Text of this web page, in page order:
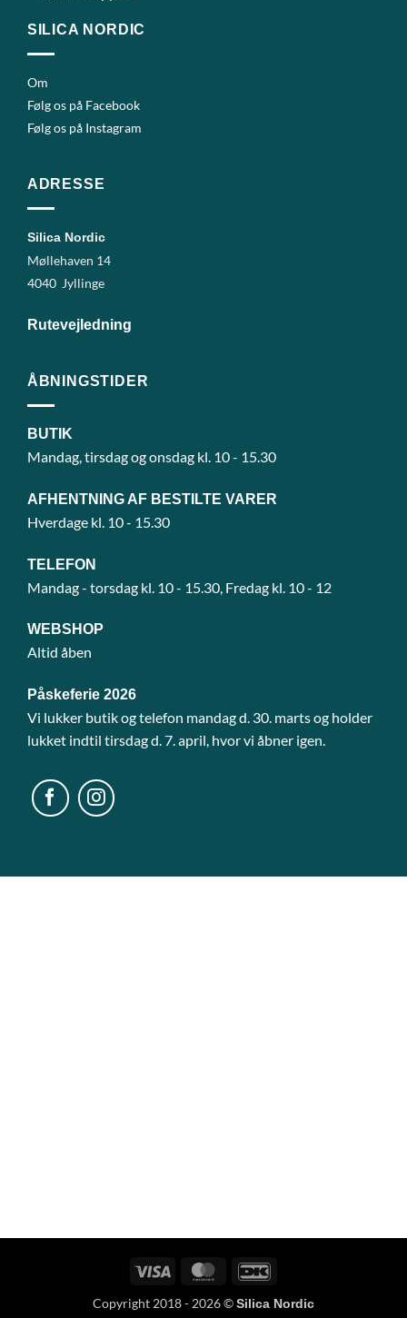
SILICA NORDIC
Om
Følg os på Facebook
Følg os på Instagram
ADRESSE
Silica Nordic
Møllehaven 14
4040 Jyllinge
Rutevejledning
ÅBNINGSTIDER
BUTIK
Mandag, tirsdag og onsdag kl. 10 - 15.30
AFHENTNING AF BESTILTE VARER
Hverdage kl. 10 - 15.30
TELEFON
Mandag - torsdag kl. 10 - 15.30, Fredag kl. 10 - 12
WEBSHOP
Altid åben
Påskeferie 2026
Vi lukker butik og telefon mandag d. 30. marts og holder
lukket indtil tirsdag d. 7. april, hvor vi åbner igen.
Visa MasterCard
Copyright 2018 - 2026 ©Silica Nordic